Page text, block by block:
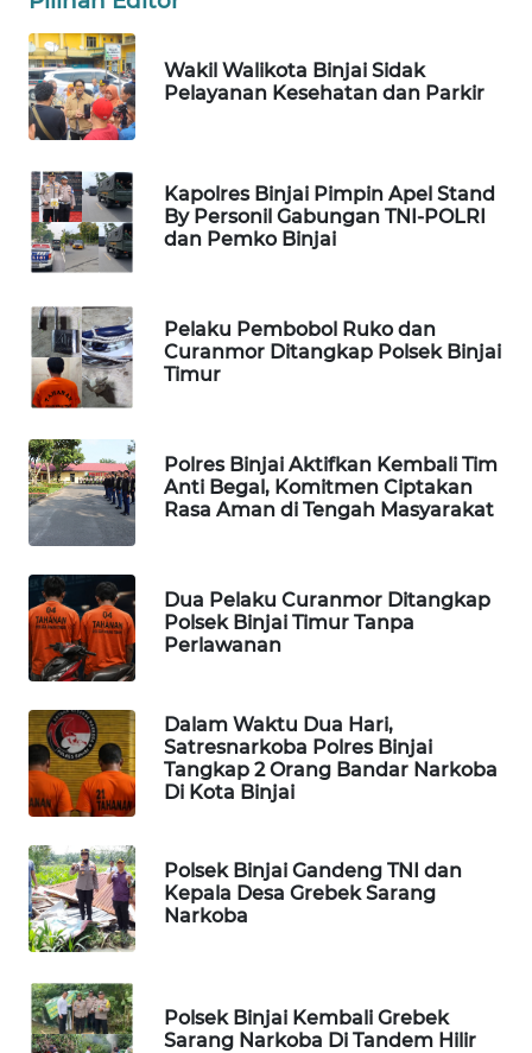
Wakil Walikota Binjai Sidak
Pelayanan Kesehatan dan Parkir
Kapolres Binjai Pimpin Apel Stand
By Personil Gabungan TNI-POLRI
dan Pemko Binjai
Pelaku Pembobol Ruko dan
Curanmor Ditangkap Polsek Binjai
Timur
Polres Binjai Aktifkan Kembali Tim
Anti Begal, Komitmen Ciptakan
Rasa Aman di Tengah Masyarakat
Dua Pelaku Curanmor Ditangkap
Polsek Binjai Timur Tanpa
Perlawanan
Dalam Waktu Dua Hari,
Satresnarkoba Polres Binjai
Tangkap 2 Orang Bandar Narkoba
Di Kota Binjai
Polsek Binjai Gandeng TNI dan
Kepala Desa Grebek Sarang
Narkoba
Polsek Binjai Kembali Grebek
Sarang Narkoba Di Tandem Hilir
ALPERKLINAS
TAMBANG
NEWS
NEWS
SIDIKALANG
NEWS
SIBARAGAS
NEWS
SIANTAR
NEWS
METRO
NEWS
METRO
JAKARTA
KRT
NEWS
KARING
NEWS